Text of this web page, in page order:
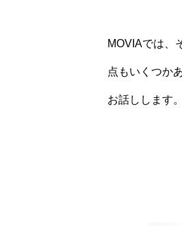
MOVIAでは、
点もいくつか
お話しします。